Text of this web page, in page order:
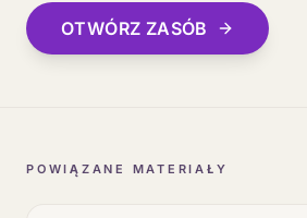
OTWÓRZ ZASÓB
POWIĄZANE MATERIAŁY